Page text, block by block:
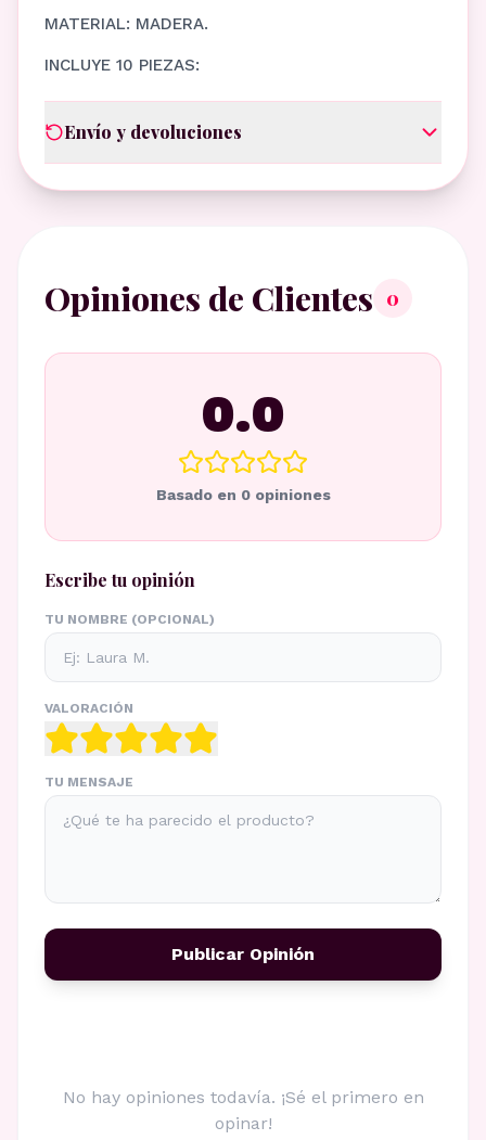
MATERIAL: MADERA.
INCLUYE 10 PIEZAS:
Envío y devoluciones
Opiniones de Clientes 0
0.0
Basado en 0opiniones
Escribe tu opinión
TU NOMBRE (OPCIONAL)
VALORACIÓN
TU MENSAJE
Publicar Opinión
No hay opiniones todavía. ¡Sé el primero en
opinar!